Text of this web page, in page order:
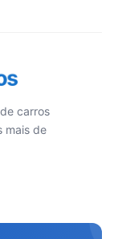
carros
mais de